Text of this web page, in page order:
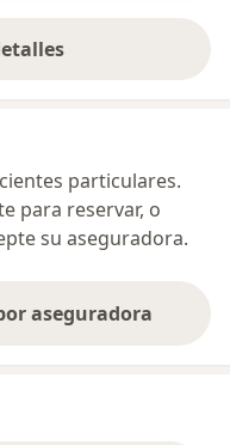
la dirección
particulares.
para reservar, o
su aseguradora.
aseguradora